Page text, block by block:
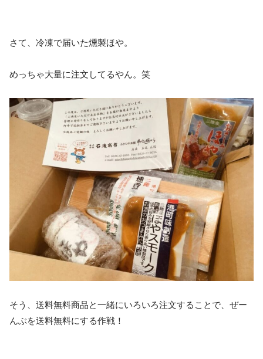
さて、冷凍で届いた燻製ほや。
めっちゃ大量に注文してるやん。笑
そう、送料無料商品と一緒にいろいろ注文することで、ぜー
んぶを送料無料にする作戦！